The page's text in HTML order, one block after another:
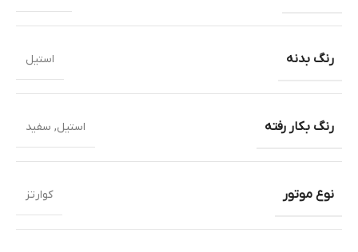
رنگ بدنه استیل
رنگ بکار رفته استیل, سفید
نوع موتور کوارتز